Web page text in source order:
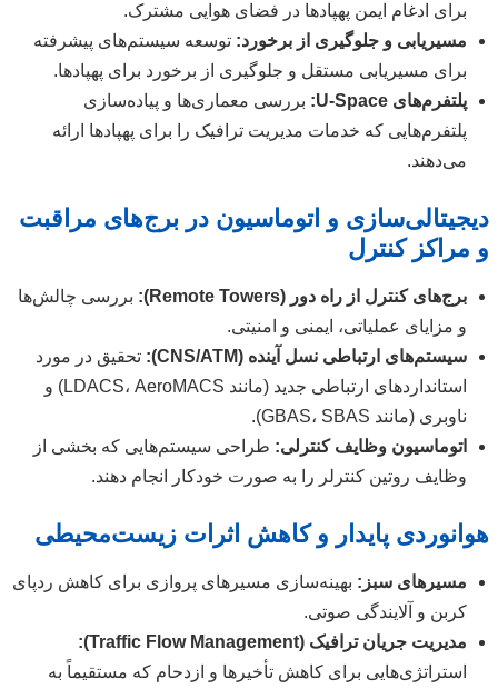
برای ادغام ایمن پهپادها در فضای هوایی مشترک.
مسیریابی و جلوگیری از برخورد: توسعه سیستم‌های پیشرفته
برای مسیریابی مستقل و جلوگیری از برخورد برای پهپادها.
پلتفرم‌های U-Space:
بررسی معماری‌ها و پیاده‌سازی
پلتفرم‌هایی که خدمات مدیریت ترافیک را برای پهپادها ارائه
می‌دهند.
دیجیتالی‌سازی و اتوماسیون در برج‌های مراقبت
و مراکز کنترل
برج‌های کنترل از راه دور (Remote Towers):
بررسی چالش‌ها
و مزایای عملیاتی، ایمنی و امنیتی.
سیستم‌های ارتباطی نسل آینده (CNS/ATM):
تحقیق در مورد
استانداردهای ارتباطی جدید (مانند LDACS، AeroMACS) و
ناوبری (مانند GBAS، SBAS).
اتوماسیون وظایف کنترلی: طراحی سیستم‌هایی که بخشی از
وظایف روتین کنترلر را به صورت خودکار انجام دهند.
هوانوردی پایدار و کاهش اثرات زیست‌محیطی
مسیرهای سبز: بهینه‌سازی مسیرهای پروازی برای کاهش ردپای
کربن و آلایندگی صوتی.
مدیریت جریان ترافیک (Traffic Flow Management):
استراتژی‌هایی برای کاهش تأخیرها و ازدحام که مستقیماً به